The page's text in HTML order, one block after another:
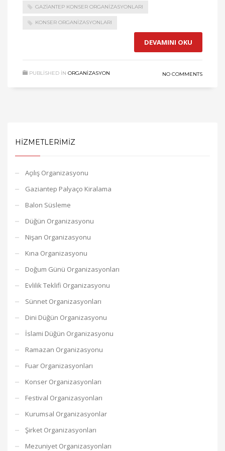
GAZIANTEP KONSER ORGANIZASYONLARI
KONSER ORGANIZASYONLARI
DEVAMINI OKU
PUBLISHED IN ORGANIZASYON NO COMMENTS
HIZMETLERIMIZ
Açılış Organizasyonu
Gaziantep Palyaço Kiralama
Balon Süsleme
Düğün Organizasyonu
Nişan Organizasyonu
Kına Organizasyonu
Doğum Günü Organizasyonları
Evlilik Teklifi Organizasyonu
Sünnet Organizasyonları
Dini Düğün Organizasyonu
İslami Düğün Organizasyonu
Ramazan Organizasyonu
Fuar Organizasyonları
Konser Organizasyonları
Festival Organizasyonları
Kurumsal Organizasyonlar
Şirket Organizasyonları
Mezuniyet Organizasyonları